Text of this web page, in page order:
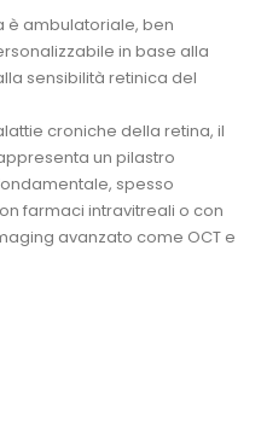
è ambulatoriale, ben
in base alla
sensibilità retinica del
croniche della retina, il
un pilastro
spesso
farmaci intravitreali o con
avanzato come OCT e